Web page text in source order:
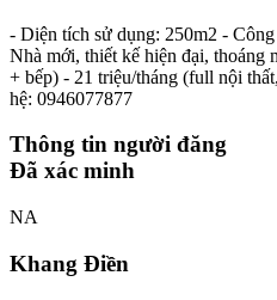
- Diện tích sử dụng: 250m2 -
Nhà mới, thiết kế hiện đại, thoáng
+ bếp) - 21 triệu/tháng (full nội
hệ: 0946077877
Thông tin người đăng
Đã xác minh
NA
Khang Điền